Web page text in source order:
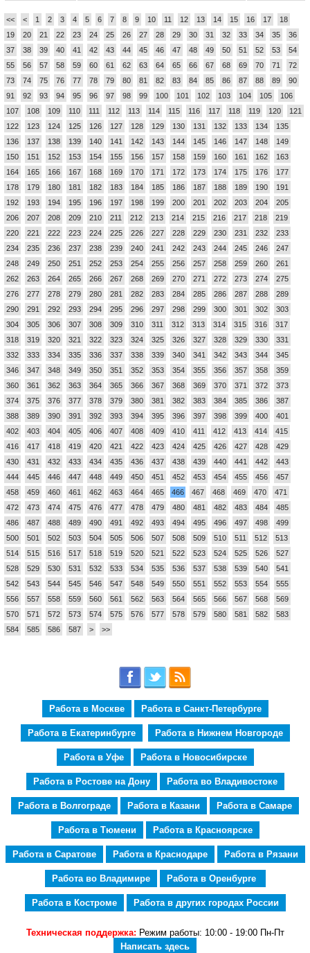
<< < 1 2 3 4 5 6 7 8 9 10 11 12 13 14 15 16 17
18
19
20 21 22 23 24 25 26 27 28 29 30 31 32 33 34 35
36
37
38 39 40 41 42 43 44 45 46 47 48 49 50 51 52 53
54
55
56 57 58 59 60 61 62 63 64 65 66 67 68 69 70 71
72
73
74 75 76 77 78 79 80 81 82 83 84 85 86 87 88 89
90
91
92 93 94 95 96 97 98 99 100 101 102 103 104 105
106
107
108 109 110 111 112 113 114 115 116 117 118 119 120
121
122
123 124 125 126 127 128 129 130 131 132 133 134
135
136
137 138 139 140 141 142 143 144 145 146 147 148
149
150
151 152 153 154 155 156 157 158 159 160 161 162
163
164
165 166 167 168 169 170 171 172 173 174 175 176
177
178
179 180 181 182 183 184 185 186 187 188 189 190
191
192
193 194 195 196 197 198 199 200 201 202 203 204
205
206
207 208 209 210 211 212 213 214 215 216 217 218
219
220
221 222 223 224 225 226 227 228 229 230 231 232
233
234
235 236 237 238 239 240 241 242 243 244 245 246
247
248
249 250 251 252 253 254 255 256 257 258 259 260
261
262
263 264 265 266 267 268 269 270 271 272 273 274
275
276
277 278 279 280 281 282 283 284 285 286 287 288
289
290
291 292 293 294 295 296 297 298 299 300 301 302
303
304
305 306 307 308 309 310 311 312 313 314 315 316
317
318
319 320 321 322 323 324 325 326 327 328 329 330
331
332
333 334 335 336 337 338 339 340 341 342 343 344
345
346
347 348 349 350 351 352 353 354 355 356 357 358
359
360
361 362 363 364 365 366 367 368 369 370 371 372
373
374
375 376 377 378 379 380 381 382 383 384 385 386
387
388
389 390 391 392 393 394 395 396 397 398 399 400
401
402
403 404 405 406 407 408 409 410 411 412 413 414
415
416
417 418 419 420 421 422 423 424 425 426 427 428
429
430
431 432 433 434 435 436 437 438 439 440 441 442
443
444
445 446 447 448 449 450 451 452 453 454 455 456
457
458
459 460 461 462 463 464 465 466 467 468 469 470
471
472
473 474 475 476 477 478 479 480 481 482 483 484
485
486
487 488 489 490 491 492 493 494 495 496 497 498
499
500
501 502 503 504 505 506 507 508 509 510 511 512
513
514
515 516 517 518 519 520 521 522 523 524 525 526
527
528
529 530 531 532 533 534 535 536 537 538 539 540
541
542
543 544 545 546 547 548 549 550 551 552 553 554
555
556
557 558 559 560 561 562 563 564 565 566 567 568
569
570
571 572 573 574 575 576 577 578 579 580 581 582
583
584
585 586 587 > >>
Работа в Москве Работа в Санкт-Петербурге
Работа в Екатеринбурге Работа в Нижнем Новгороде
Работа в Уфе Работа в Новосибирске
Работа в Ростове на Дону Работа во Владивостоке
Работа в Волгограде Работа в Казани Работа в Самаре
Работа в Тюмени Работа в Красноярске
Работа в Саратове Работа в Краснодаре Работа в Рязани
Работа во Владимире Работа в Оренбурге
Работа в Костроме Работа в других городах России
Техническая поддержка: Режим работы: 10:00 - 19:00 Пн-Пт
Написать здесь